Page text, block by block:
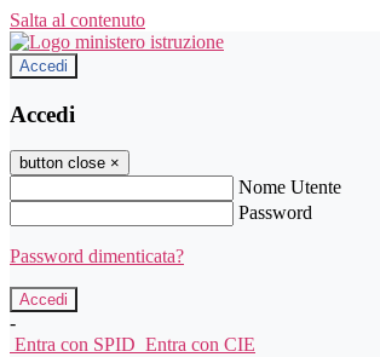
Salta al contenuto
Accedi
Accedi
button close ×
Nome Utente
Password
Password dimenticata?
-
Entra con SPID Entra con CIE